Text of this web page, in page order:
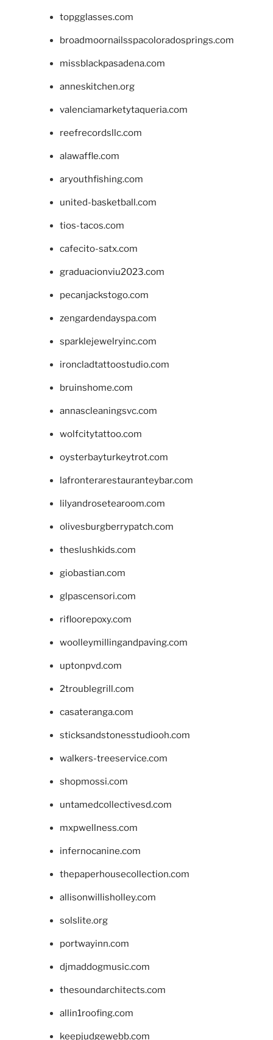
topgglasses.com
broadmoornailsspacoloradosprings.com
missblackpasadena.com
anneskitchen.org
valenciamarketytaqueria.com
reefrecordsllc.com
alawaffle.com
aryouthfishing.com
united-basketball.com
tios-tacos.com
cafecito-satx.com
graduacionviu2023.com
pecanjackstogo.com
zengardendayspa.com
sparklejewelryinc.com
ironcladtattoostudio.com
bruinshome.com
annascleaningsvc.com
wolfcitytattoo.com
oysterbayturkeytrot.com
lafronterarestauranteybar.com
lilyandrosetearoom.com
olivesburgberrypatch.com
theslushkids.com
giobastian.com
glpascensori.com
rifloorepoxy.com
woolleymillingandpaving.com
uptonpvd.com
2troublegrill.com
casateranga.com
sticksandstonesstudiooh.com
walkers-treeservice.com
shopmossi.com
untamedcollectivesd.com
mxpwellness.com
infernocanine.com
thepaperhousecollection.com
allisonwillisholley.com
solslite.org
portwayinn.com
djmaddogmusic.com
thesoundarchitects.com
allin1roofing.com
keepjudgewebb.com